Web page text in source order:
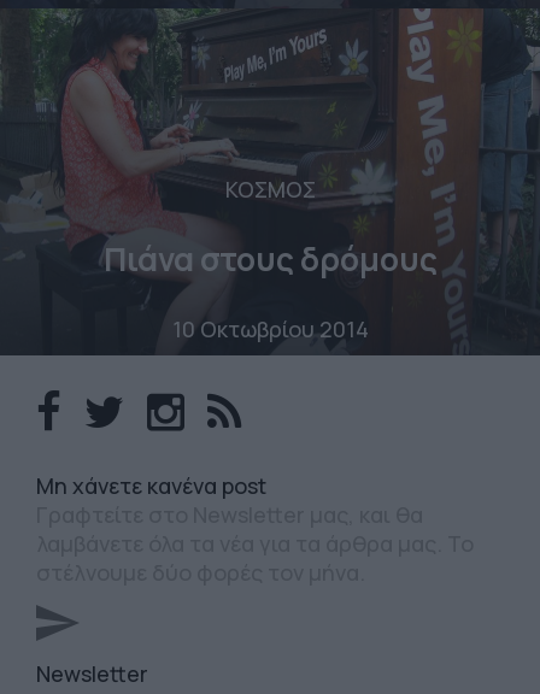
ΚΟΣΜΟΣ
Πιάνα στους δρόμους
10 Οκτωβρίου 2014
Mη χάνετε κανένα post
Newsletter